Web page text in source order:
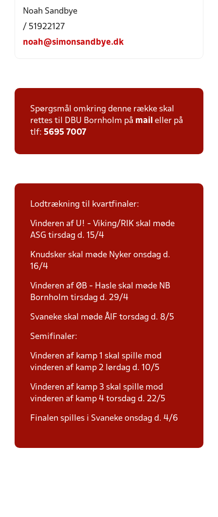
Noah Sandbye
/ 51922127
noah@simonsandbye.dk
Spørgsmål omkring denne række skal
rettes til DBU Bornholm på mail eller på
tlf: 5695 7007
Lodtrækning til kvartfinaler:
Vinderen af U! - Viking/RIK skal møde
ASG tirsdag d. 15/4
Knudsker skal møde Nyker onsdag d.
16/4
Vinderen af ØB - Hasle skal møde NB
Bornholm tirsdag d. 29/4
Svaneke skal møde ÅIF torsdag d. 8/5
Semifinaler:
Vinderen af kamp 1 skal spille mod
vinderen af kamp 2 lørdag d. 10/5
Vinderen af kamp 3 skal spille mod
vinderen af kamp 4 torsdag d. 22/5
Finalen spilles i Svaneke onsdag d. 4/6